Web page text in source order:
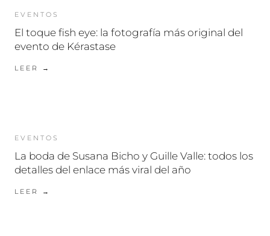
EVENTOS
El toque fish eye: la fotografía más original del
evento de Kérastase
LEER →
EVENTOS
La boda de Susana Bicho y Guille Valle: todos los
detalles del enlace más viral del año
LEER →